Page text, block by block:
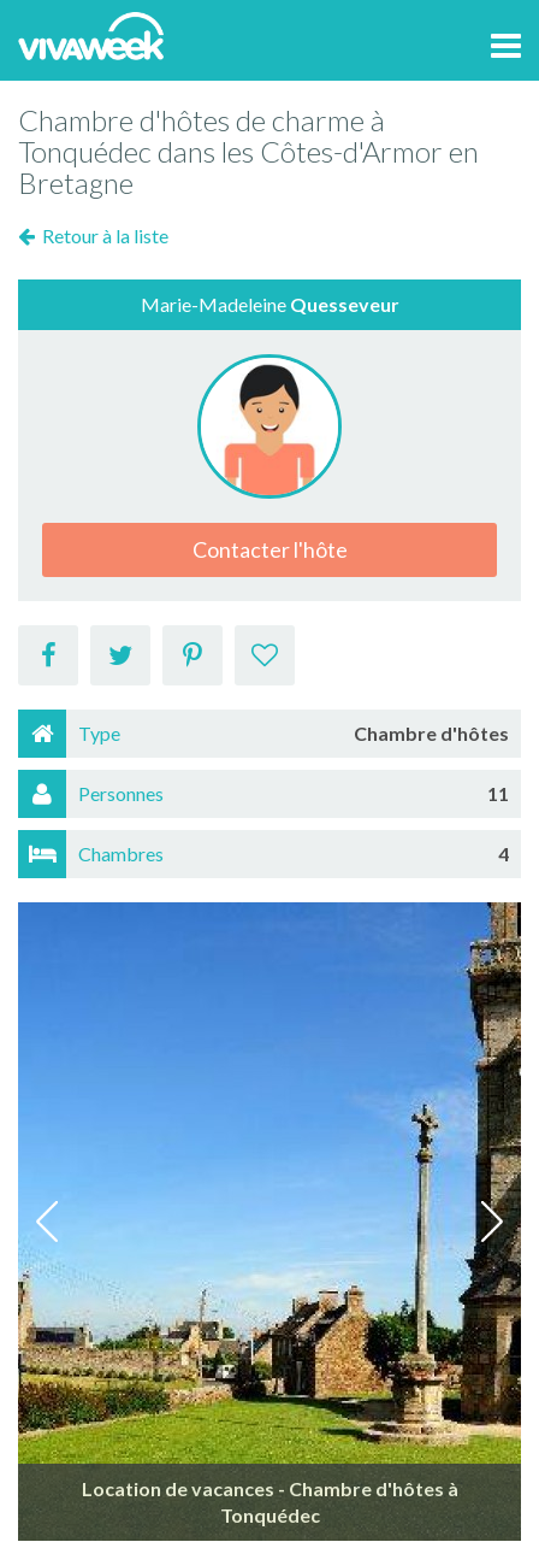
Chambre d'hôtes de charme à
Tonquédec dans les Côtes-d'Armor en
Bretagne
Retour à la liste
Marie-Madeleine Quesseveur
Contacter l'hôte
Type Chambre d'hôtes
Personnes 11
Chambres 4
Location de vacances - Chambre d'hôtes à
Tonquédec